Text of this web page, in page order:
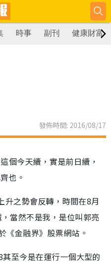
時事 副刊 健康財富
發佈時間: 2016/08/17
個今天續，實是前日續，
也。
升之勢會反轉，時間在8月
當然不是我，是位叫郭亮
《金融界》股票網站。
至今是在運行一個大型的